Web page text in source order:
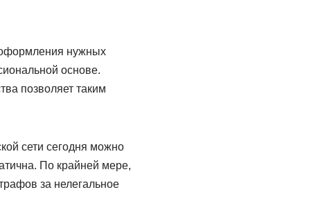
нужных
основе.
позволяет таким
сети сегодня можно
По крайней мере,
за нелегальное